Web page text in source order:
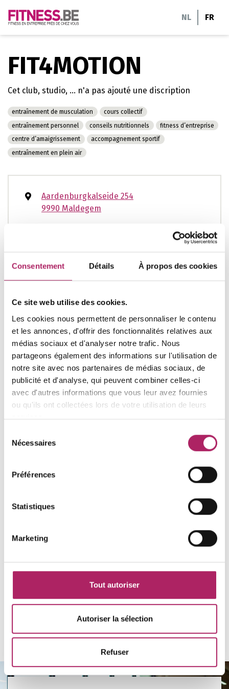
Consentement Détails À propos des cookies
Ce site web utilise des cookies.
Les cookies nous permettent de personnaliser le contenu
et les annonces, d'offrir des fonctionnalités relatives aux
médias sociaux et d'analyser notre trafic. Nous
partageons également des informations sur l'utilisation de
notre site avec nos partenaires de médias sociaux, de
publicité et d'analyse, qui peuvent combiner celles-ci
avec d'autres informations que vous leur avez fournies
ou qu'ils ont collectées lors de votre utilisation de leurs
services.
Nécessaires
Préférences
Statistiques
Marketing
Tout autoriser
Autoriser la sélection
Refuser
NL FR
FIT4MOTION
Cet club, studio, ... n'a pas ajouté une discription
entraînement de musculation
cours collectif
entraînement personnel
conseils nutritionnels
fitness d’entreprise
centre d’amaigrissement
accompagnement sportif
entraînement en plein air
Aardenburgkalseide 254
9990 Maldegem
getfit@fit4motion.be
www.fit4motion.be
Heures d'ouverture Fermé(e)
Sur rendez-vous uniquement
lu
unknown
ma
unknown
me
unknown
je
unknown
Chargement
Retours vers l'aperçu